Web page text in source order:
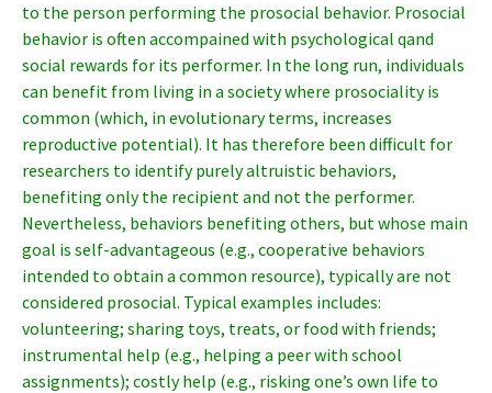
to the person performing the prosocial behavior. Prosocial
behavior is often accompained with psychological qand
social rewards for its performer. In the long run, individuals
can benefit from living in a society where prosociality is
common (which, in evolutionary terms, increases
reproductive potential). It has therefore been difficult for
researchers to identify purely altruistic behaviors,
benefiting only the recipient and not the performer.
Nevertheless, behaviors benefiting others, but whose main
goal is self-advantageous (e.g., cooperative behaviors
intended to obtain a common resource), typically are not
considered prosocial. Typical examples includes:
volunteering; sharing toys, treats, or food with friends;
instrumental help (e.g., helping a peer with school
assignments); costly help (e.g., risking one’s own life to